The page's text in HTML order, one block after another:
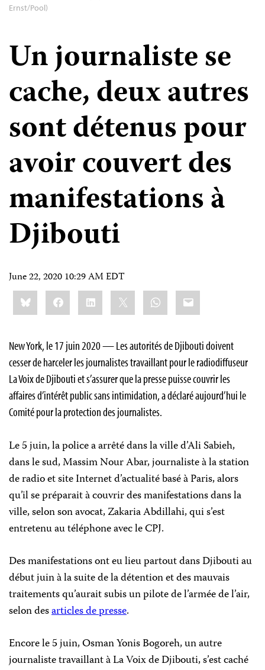
Ernst/Pool)
Un journaliste se
cache, deux autres
sont détenus pour
avoir couvert des
manifestations à
Djibouti
June 22, 2020 10:29 AM EDT
Share
this:BlueskyFacebookLinkedIn WhatsApp
Email
New York, le 17 juin 2020 — Les autorités de Djibouti doivent
cesser de harceler les journalistes travaillant pour le radiodiffuseur
La Voix de Djibouti et s’assurer que la presse puisse couvrir les
affaires d’intérêt public sans intimidation, a déclaré aujourd’hui le
Comité pour la protection des journalistes.
Le 5 juin, la police a arrêté dans la ville d’Ali Sabieh,
dans le sud, Massim Nour Abar, journaliste à la station
de radio et site Internet d’actualité basé à Paris, alors
qu’il se préparait à couvrir des manifestations dans la
ville, selon son avocat, Zakaria Abdillahi, qui s’est
entretenu au téléphone avec le CPJ.
Des manifestations ont eu lieu partout dans Djibouti au
début juin à la suite de la détention et des mauvais
traitements qu’aurait subis un pilote de l’armée de l’air,
selon desarticles de presse.
Encore le 5 juin, Osman Yonis Bogoreh, un autre
journaliste travaillant à La Voix de Djibouti, s’est caché